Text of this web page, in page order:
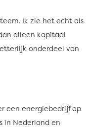
Ik zie het echt als
alleen kapitaal
onderdeel van
een energiebedrijf op
in Nederland en